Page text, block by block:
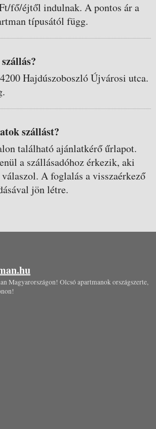
fő/éjtől indulnak. A pontos ár a
típusától függ.
Hajdúszoboszló Újvárosi utca.
szállást?
található ajánlatkérő űrlapot.
a szállásadóhoz érkezik, aki
A foglalás a visszaérkező
jön létre.
Magyarországon! Olcsó apartmanok országszerte,